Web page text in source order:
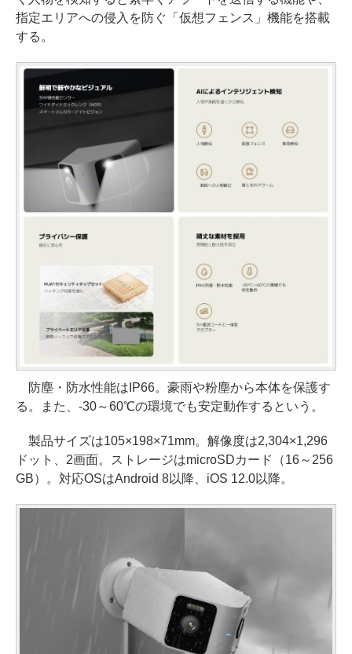
指定エリアへの侵入を防ぐ「仮想フェンス」機能を搭載
する。
防塵・防水性能はIP66。豪雨や粉塵から本体を保護す
る。また、-30～60℃の環境でも安定動作するという。
製品サイズは105×198×71mm。解像度は2,304×1,296
ドット、2画面。ストレージはmicroSDカード（16～256
GB）。対応OSはAndroid 8以降、iOS 12.0以降。